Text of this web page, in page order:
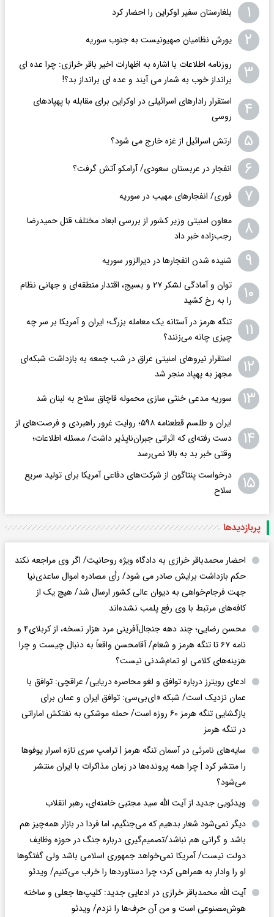
۱ بلغارستان سفیر اوکراین را احضار کرد
۲ یورش نظامیان صهیونیست به جنوب سوریه
۳
روزنامه اطلاعات با اشاره به اظهارات اخیر باقر خرازی: چرا عده ای
برانداز خوب به شمار می آیند و عده ای برانداز بد؟!
۴
استقرار رادارهای اسرائیلی در اوکراین برای مقابله با پهپادهای
روسی
۵ ارتش اسرائیل از غزه خارج می شود؟
۶ انفجار در عربستان سعودی/ آرامکو آتش گرفت؟
۷ فوری/ انفجارهای مهیب در سوریه
۸
معاون امنیتی وزیر کشور از بررسی ابعاد مختلف قتل حمیدرضا
رجب‌زاده خبر داد
۹ شنیده شدن انفجارها در دیرالزور سوریه
۱۰
توان و آمادگی لشکر ۲۷ و بسیج، اقتدار منطقه‌ای و جهانی نظام
را به رخ کشید
۱۱
تنگه هرمز در آستانه یک معامله بزرگ؛ ایران و آمریکا بر سر چه
چیزی چانه می‌زنند؟
۱۲
استقرار نیروهای امنیتی عراق در شب جمعه به بازداشت شبکه‌ای
مجهز به پهپاد منجر شد
۱۳ سوریه مدعی خنثی سازی محموله قاچاق سلاح به لبنان شد
۱۴
ایران و طلسم قطعنامه ۵۹۸؛ روایت غرور راهبردی و فرصت‌های از
دست رفته‌ای که اثراتی جبران‌ناپذیر داشت/ مسئله اطلاعات؛
وقتی خبر بد به بالا نمی‌رسد
۱۵
درخواست پنتاگون از شرکت‌های دفاعی آمریکا برای تولید سریع
سلاح
پربازدید‌ها
احضار محمدباقر خرازی به دادگاه ویژه روحانیت/ اگر وی مراجعه نکند
حکم بازداشت برایش صادر می شود/ رأی مصادره اموال ساعدی‌نیا
جهت فرجام‌خواهی به دیوان عالی کشور ارسال شد/ هیچ یک از
کافه‌های مرتبط با وی رفع پلمب نشده‌اند
محسن رضایی؛ چند دهه جنجال‌آفرینی مرد هزار نسخه، از کربلای۴ و
نامه ۶۷ تا تنگه هرمز و شعام/ آقا‌محسن واقعاً به دنبال چیست و چرا
هزینه‌های کلامی او تمام‌شدنی نیست؟
ادعای رویترز درباره توافق و لغو محاصره دریایی/ عراقچی: توافق با
عمان نزدیک است/ شبکه «ای‌بی‌سی: توافق ایران و عمان برای
بازگشایی تنگه هرمز ۶۰ روزه است/ حمله موشکی به نفتکش اماراتی
در تنگه هرمز
سایه‌های نامرئی در آسمان تنگه هرمز | ترامپ سری تازه اسرار یوفوها
را منتشر کرد | چرا همه پرونده‌ها در زمان مذاکرات با ایران منتشر
می‌شود؟
ویدئویی جدید از آیت الله سید مجتبی خامنه‌ای، رهبر انقلاب
دیگر نمی‌شود شعار بدهیم که می‌جنگیم، اما فردا در بازار همه‌چیز هم
باشد و گرانی هم نباشد/تصمیم‌گیری درباره جنگ در حوزه وظایف
دولت نیست/ آمریکا نمی‌خواهد جمهوری اسلامی باشد ولی گفتگوها
او را وادار به همراهی کرد؛ چرا دستاوردها را خراب می‌کنیم/ ویدئو
آیت الله محمدباقر خرازی در ادعایی جدید: کلیپ‌ها جعلی و ساخته
هوش‌مصنوعی است و من آن حرف‌ها را نزدم/ ویدئو